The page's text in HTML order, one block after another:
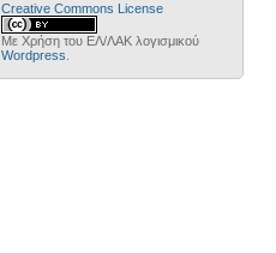
Creative Commons License
Με Χρήση του ΕΛ/ΛΑΚ λογισμικού
Wordpress